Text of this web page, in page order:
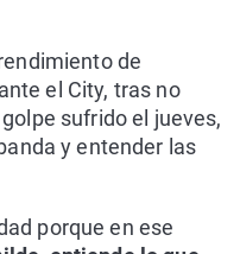
de
el City, tras no
sufrido el jueves,
y entender las
porque en ese